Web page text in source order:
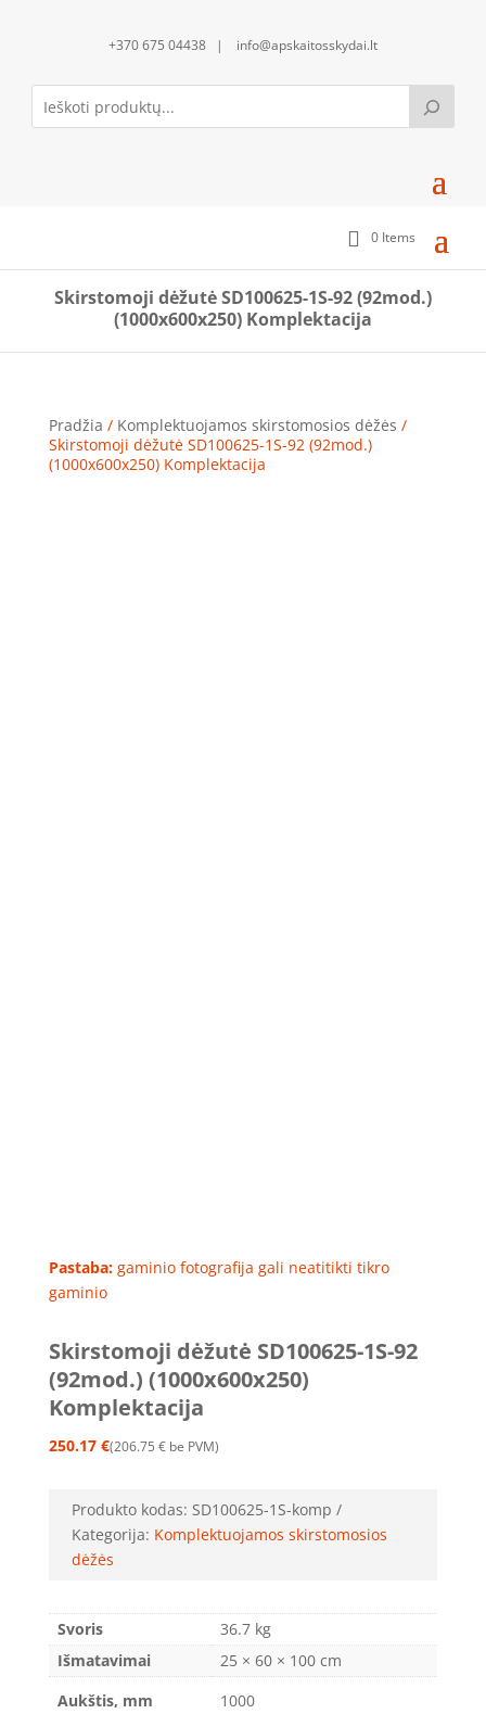
+370 675 04438 | info@apskaitosskydai.lt
0 Items
Skirstomoji dėžutė SD100625-1S-92 (92mod.)
(1000x600x250) Komplektacija
Pradžia / Komplektuojamos skirstomosios dėžės /
Skirstomoji dėžutė SD100625-1S-92 (92mod.)
(1000x600x250) Komplektacija
Pastaba:gaminio fotografija gali neatitikti tikro
gaminio
Skirstomoji dėžutė SD100625-1S-92
(92mod.) (1000x600x250)
Komplektacija
250.17 € 206.75 € be PVM
Produkto kodas: SD100625-1S-komp
Kategorija: Komplektuojamos skirstomosios
dėžės
Svoris
36.7 kg
Išmatavimai
25 × 60 × 100 cm
Aukštis, mm
1000